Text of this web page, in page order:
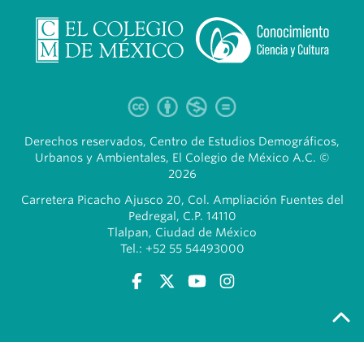
Derechos reservados, Centro de Estudios Demográficos,
Urbanos y Ambientales, El Colegio de México A.C. ©
2026
Carretera Picacho Ajusco 20, Col. Ampliación Fuentes del
Pedregal, C.P. 14110
Tlalpan, Ciudad de México
Tel.: +52 55 54493000